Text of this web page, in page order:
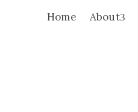
Home About